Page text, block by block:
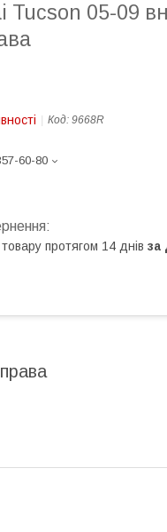
Tucson 05-09
Код: 9668R
60-80
протягом 14 днів за